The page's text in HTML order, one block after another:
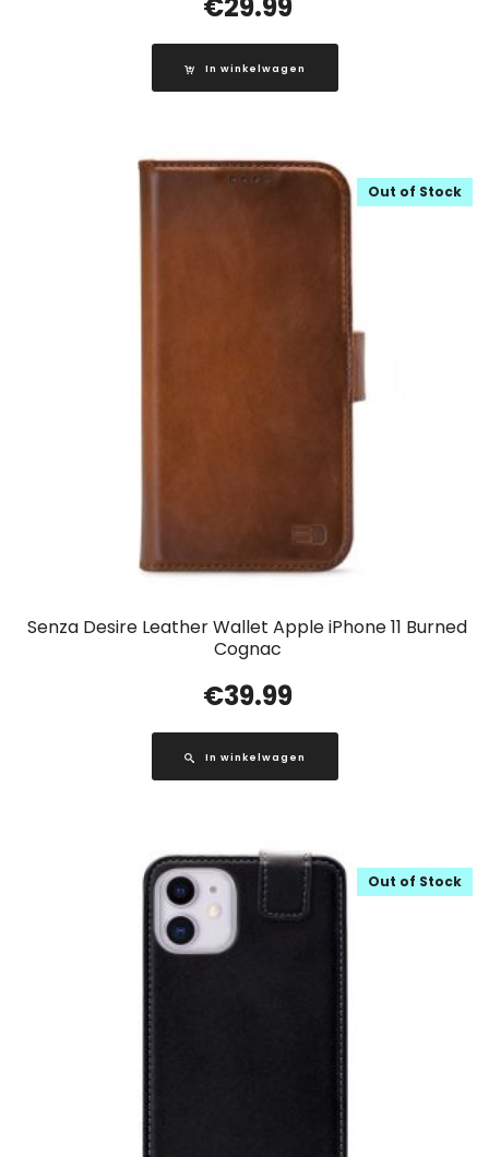
In winkelwagen
Senza Desire Leather Wallet Apple iPhone 11 Burned
Cognac
Out of Stock
€39.99
In winkelwagen
Out of Stock